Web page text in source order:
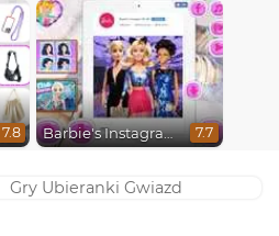
7.8 Barbie's Instagram Life 7.7
Gry Ubieranki Gwiazd